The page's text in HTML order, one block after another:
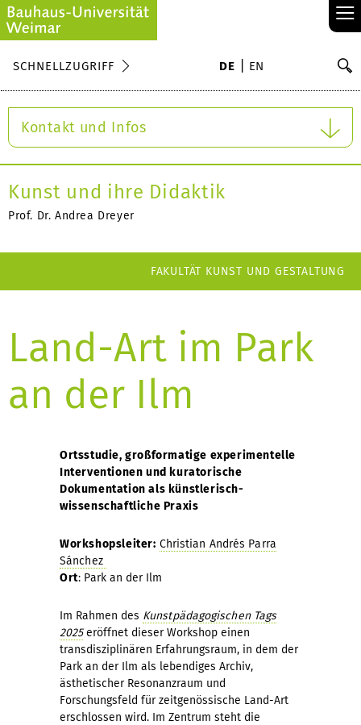
≡
SCHNELLZUGRIFF DE EN
Kontakt und Infos
Kunst und ihre Didaktik
Prof. Dr. Andrea Dreyer
FAKULTÄT KUNST UND GESTALTUNG
Land-Art im Park
an der Ilm
Ortsstudie, großformatige experimentelle
Interventionen und kuratorische
Dokumentation als künstlerisch-
wissenschaftliche Praxis
Workshopsleiter: Christian Andrés Parra
Sánchez
Ort: Park an der Ilm
Im Rahmen des Kunstpädagogischen Tags
2025eröffnet dieser Workshop einen
transdisziplinären Erfahrungsraum, in dem der
Park an der Ilm als lebendiges Archiv,
ästhetischer Resonanzraum und
Forschungsfeld für zeitgenössische Land-Art
erschlossen wird. Im Zentrum steht die